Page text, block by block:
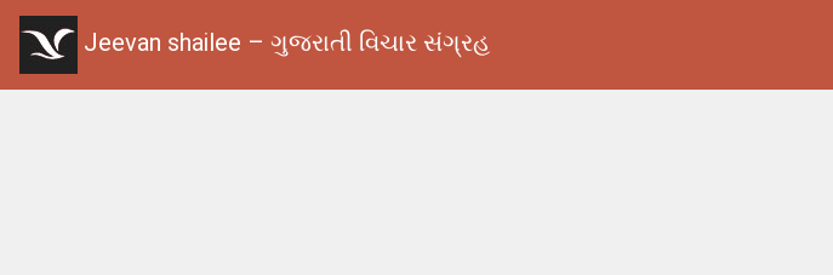
Jeevan shailee – ગુજરાતી વિચાર સંગ્રહ